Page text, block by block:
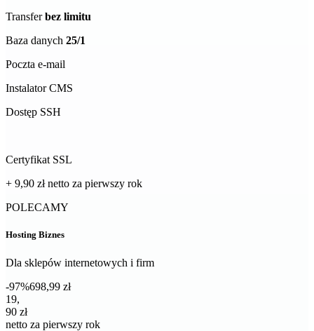
Transferbez limitu
Baza danych 25/1
Poczta e-mail
Instalator CMS
Dostęp SSH
Certyfikat SSL
+ 9,90 złnetto za pierwszy rok
POLECAMY
Hosting Biznes
Dla sklepów internetowych i firm
-97%698,99 zł
19,90 zł netto za pierwszy rok
19,
90 zł
netto za pierwszy rok